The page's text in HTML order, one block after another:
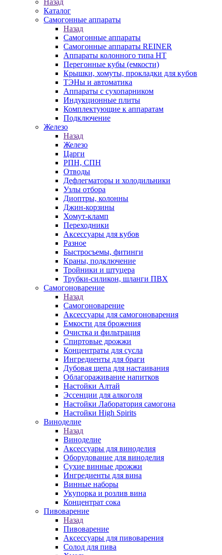
Назад
Каталог
Самогонные аппараты
Назад
Самогонные аппараты
Самогонные аппараты REINER
Аппараты колонного типа НТ
Перегонные кубы (емкости)
Крышки, хомуты, прокладки для кубов
ТЭНы и автоматика
Аппараты с сухопарником
Индукционные плиты
Комплектующие к аппаратам
Подключение
Железо
Назад
Железо
Царги
РПН, СПН
Отводы
Дефлегматоры и холодильники
Узлы отбора
Диоптры, колонны
Джин-корзины
Хомут-кламп
Переходники
Аксессуары для кубов
Разное
Быстросъемы, фитинги
Краны, подключение
Тройники и штуцера
Трубки-силикон, шланги ПВХ
Самогоноварение
Назад
Самогоноварение
Аксессуары для самогоноварения
Емкости для брожения
Очистка и фильтрация
Спиртовые дрожжи
Концентраты для сусла
Ингредиенты для браги
Дубовая щепа для настаивания
Облагораживание напитков
Настойки Алтай
Эссенции для алкоголя
Настойки Лаборатория самогона
Настойки High Spirits
Виноделие
Назад
Виноделие
Аксессуары для виноделия
Оборудование для виноделия
Сухие винные дрожжи
Ингредиенты для вина
Винные наборы
Укупорка и розлив вина
Концентрат сока
Пивоварение
Назад
Пивоварение
Аксессуары для пивоварения
Солод для пива